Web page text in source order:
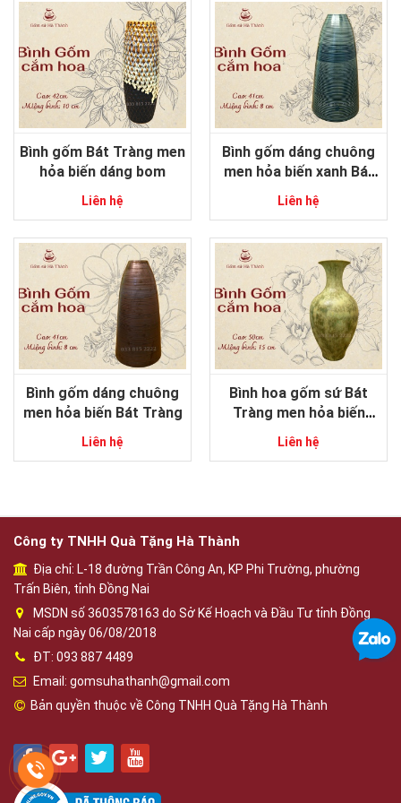
Bình gốm Bát Tràng men
hỏa biến dáng bom
Liên hệ
Bình gốm dáng chuông
men hỏa biến xanh Bát
Liên hệ
Bình gốm dáng chuông
men hỏa biến Bát Tràng
Liên hệ
Bình hoa gốm sứ Bát
Tràng men hỏa biến
Liên hệ
Công ty TNHH Quà Tặng Hà Thành
Địa chỉ: L-18 đường Trần Công An, KP Phi Trường, phường
Trấn Biên, tỉnh Đồng Nai
MSDN số 3603578163 do Sở Kế Hoạch và Đầu Tư tỉnh Đồng
Nai cấp ngày 06/08/2018
ĐT: 093 887 4489
Email: gomsuhathanh@gmail.com
Bản quyền thuộc về Công TNHH Quà Tặng Hà Thành